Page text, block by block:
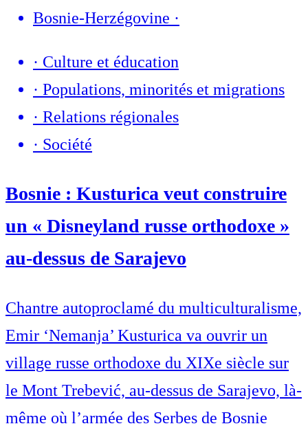
Bosnie-Herzégovine ·
· Culture et éducation
· Populations, minorités et migrations
· Relations régionales
· Société
Bosnie : Kusturica veut construire
un « Disneyland russe orthodoxe »
au-dessus de Sarajevo
Chantre autoproclamé du multiculturalisme,
Emir ‘Nemanja’ Kusturica va ouvrir un
village russe orthodoxe du XIXe siècle sur
le Mont Trebević, au-dessus de Sarajevo, là-
même où l’armée des Serbes de Bosnie